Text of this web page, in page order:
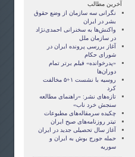
آخرین مطالب
نگرانی سه سازمان از وضع حقوق
بشر در ایران
واکنش‌ها به سخنرانی احمدی‌نژاد
در سازمان ملل
آغاز بررسی پرونده ایران در
شورای حکام
«پدرخوانده» فیلم برتر تمام
دوران‌ها
روسیه با نشست ۱+۵ مخالفت
کرد
تازه‌های نشر: «راهنمای مطالعه
سنجش خرد ناب»
چکیده سرمقاله‌های مطبوعات
تیتر روزنامه‌های صبح ایران
آغاز سال تحصیلی جدید در ایران
حمله جورج بوش به ایران و
سوریه